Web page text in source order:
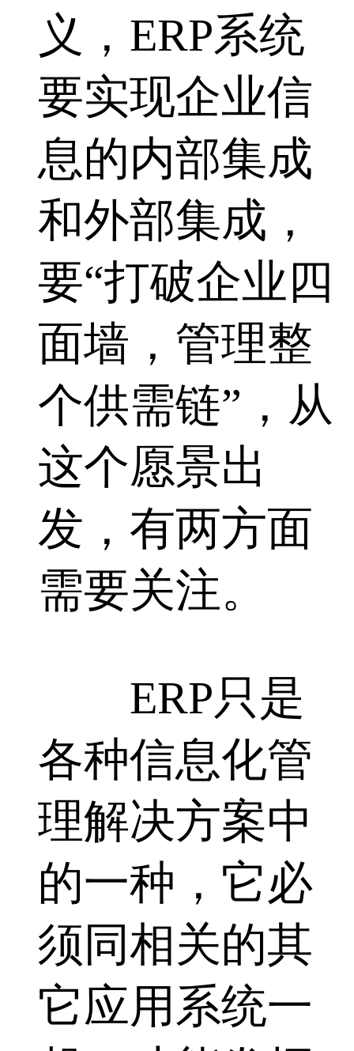
义，ERP系统
要实现企业信
息的内部集成
和外部集成，
要“打破企业四
面墙，管理整
个供需链”，从
这个愿景出
发，有两方面
需要关注。
ERP只是
各种信息化管
理解决方案中
的一种，它必
须同相关的其
它应用系统一